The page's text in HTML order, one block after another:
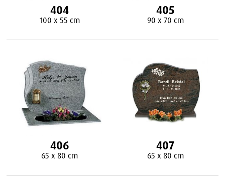
404
100 x 55 cm
405
90 x 70 cm
406
65 x 80 cm
407
65 x 80 cm